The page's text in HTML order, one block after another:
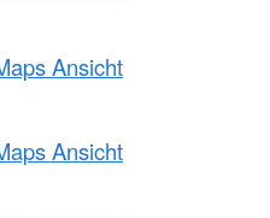
Ansicht
Ansicht